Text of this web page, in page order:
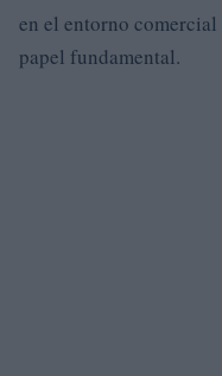
en el entorno
papel fundamental.